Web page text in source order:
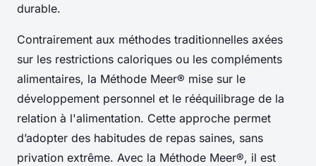
durable.
Contrairement aux méthodes traditionnelles axées
sur les restrictions caloriques ou les compléments
alimentaires, la Méthode Meer® mise sur le
développement personnel et le rééquilibrage de la
relation à l'alimentation. Cette approche permet
d’adopter des habitudes de repas saines, sans
privation extrême. Avec la Méthode Meer®, il est